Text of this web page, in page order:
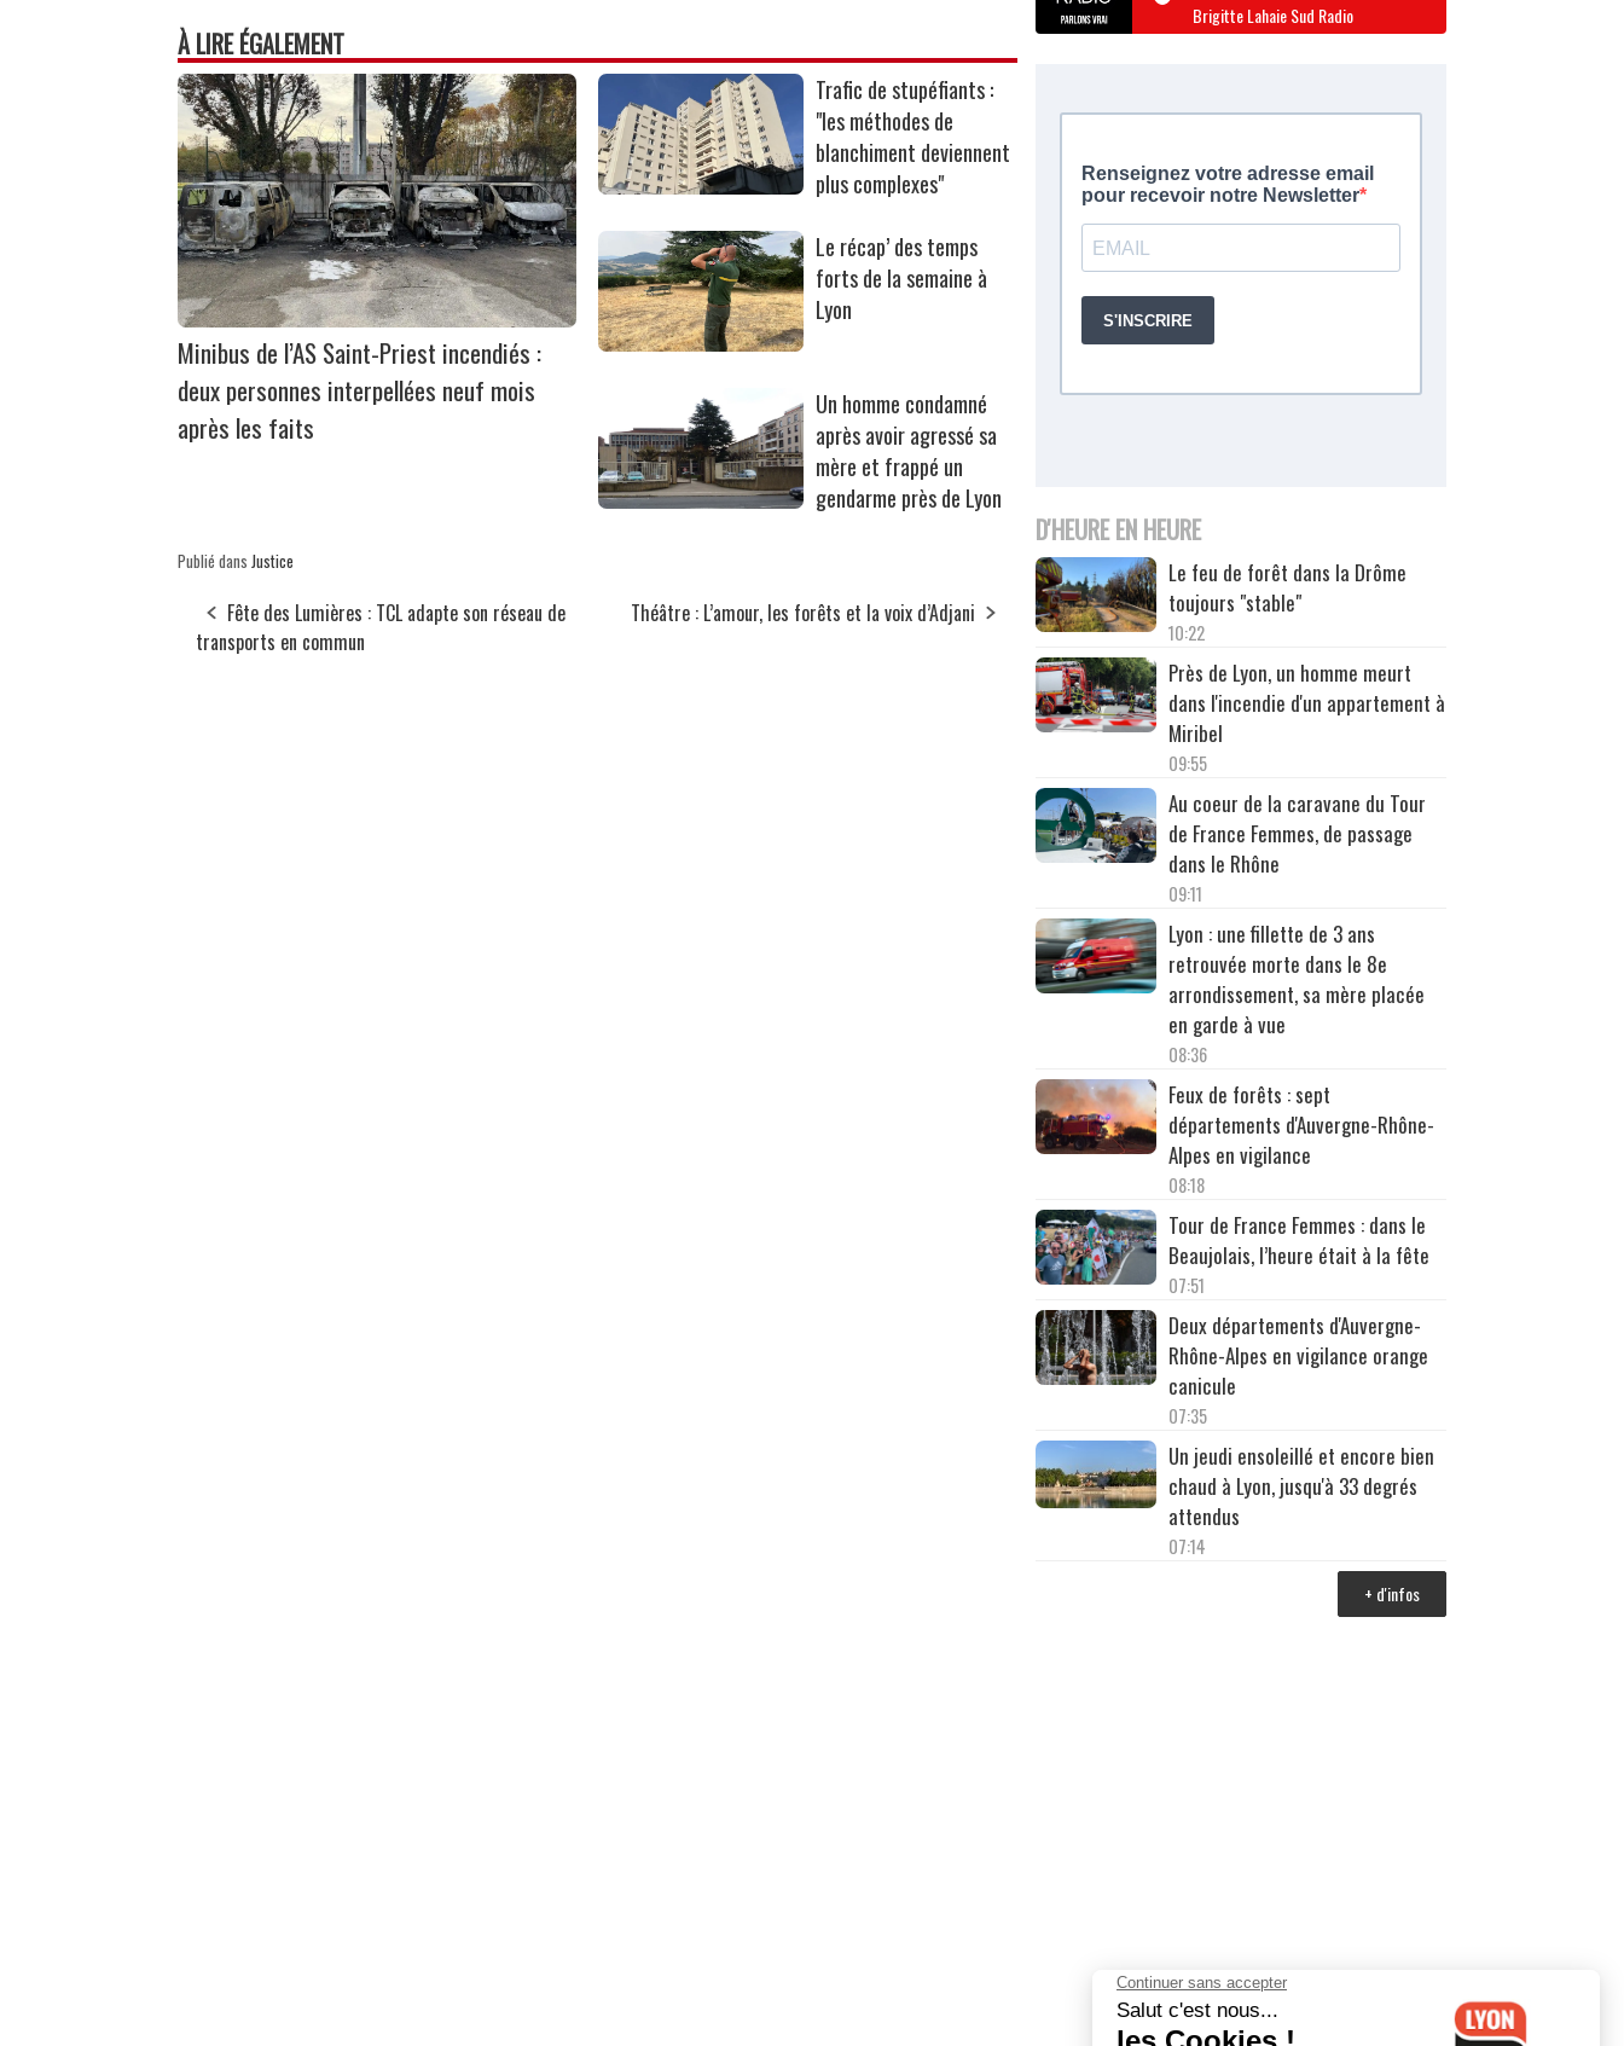
À LIRE ÉGALEMENT
Minibus de l’AS Saint-Priest incendiés :
deux personnes interpellées neuf mois
après les faits
Trafic de stupéfiants :
"les méthodes de
blanchiment deviennent
plus complexes"
Le récap’ des temps
forts de la semaine à
Lyon
Un homme condamné
après avoir agressé sa
mère et frappé un
gendarme près de Lyon
Publié dans Justice
Fête des Lumières : TCL adapte son réseau de
transports en commun
Théâtre : L’amour, les forêts et la voix d’Adjani
Brigitte Lahaie Sud Radio
D'HEURE EN HEURE
Le feu de forêt dans la Drôme
toujours "stable"
10:22
Près de Lyon, un homme meurt
dans l'incendie d'un appartement à
Miribel
09:55
Au coeur de la caravane du Tour
de France Femmes, de passage
dans le Rhône
09:11
Lyon : une fillette de 3 ans
retrouvée morte dans le 8e
arrondissement, sa mère placée
en garde à vue
08:36
Feux de forêts : sept
départements d'Auvergne-Rhône-
Alpes en vigilance
08:18
Tour de France Femmes : dans le
Beaujolais, l’heure était à la fête
07:51
Deux départements d'Auvergne-
Rhône-Alpes en vigilance orange
canicule
07:35
Un jeudi ensoleillé et encore bien
chaud à Lyon, jusqu'à 33 degrés
attendus
07:14
+ d'infos